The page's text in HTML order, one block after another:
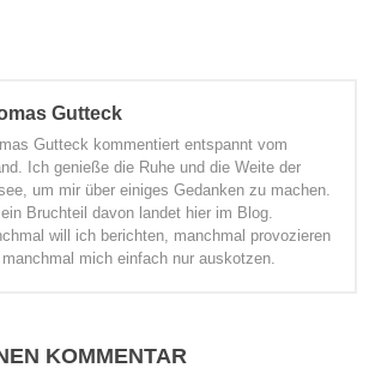
Gutteck
Gutteck kommentiert entspannt vom
Ich genieße die Ruhe und die Weite der
um mir über einiges Gedanken zu machen.
ein Bruchteil davon landet hier im Blog.
will ich berichten, manchmal provozieren
manchmal mich einfach nur auskotzen.
KOMMENTAR